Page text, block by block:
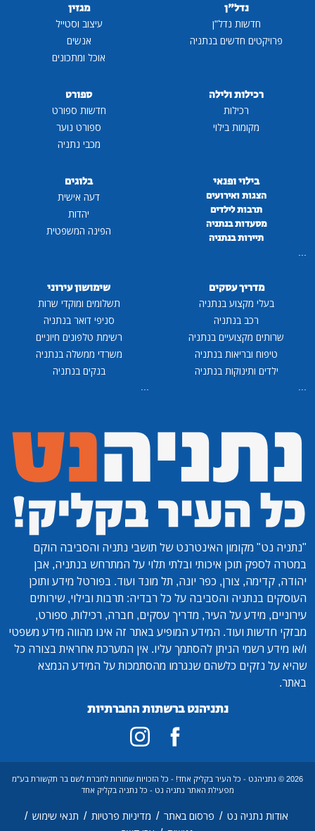
נדל"ן
חדשות נדל"ן
פרויקטים חדשים בנתניה
מגזין
עיצוב וסטייל
אנשים
אוכל ומתכונים
רכילות ולילה
רכילות
מקומות בילוי
ספורט
חדשות ספורט
ספורט נוער
מכבי נתניה
בילוי ופנאי
הצגות ואירועים
תרבות לילדים
מסעדות בנתניה
תיירות בנתניה
...
בלוגים
דעה אישית
יהדות
הפינה המשפטית
מדריך עסקים
בעלי מקצוע בנתניה
רכב בנתניה
שרותים מקצועיים בנתניה
טיפוח ובריאות בנתניה
ילדים ותינוקות בנתניה
...
שימושון עירוני
תשלומים ומוקדי שרות
סניפי דואר בנתניה
רשימת טלפונים חיוניים
משרדי ממשלה בנתניה
בנקים בנתניה
...
"נתניה נט" מקומון האינטרנט של תושבי נתניה והסביבה הוקם
במטרה לספק תוכן איכותי ובלתי תלוי על המתרחש בנתניה, אבן
יהודה, קדימה, צורן, כפר יונה, תל מונד ועוד. בפורטל מידע ותוכן
העוסקים בנתניה והסביבה על כל רבדיה: תרבות ובילוי, שירותים
עירוניים, מידע על העיר, מדריך עסקים, חברה, רכילות, ספורט,
מבזקי חדשות ועוד. המידע המופיע באתר זה אינו מהווה מידע משפטי
ו/או מידע רשמי הניתן להסתמך עליו. אין המערכת אחראית בצורה כל
שהיא על נזקים כלשהם שנגרמו מהסתמכות על המידע הנמצא
באתר.
נתניהנט ברשתות החברתיות
2026 © נתניהנט - כל העיר בקליק אחד! - כל הזכויות שמורות לחברת לשם בר תקשורת בע"מ
מפעילת האתר נתניה נט - כל נתניה בקליק אחד
אודות נתניה נט / פרסום באתר / מדיניות פרטיות / תנאי שימוש /